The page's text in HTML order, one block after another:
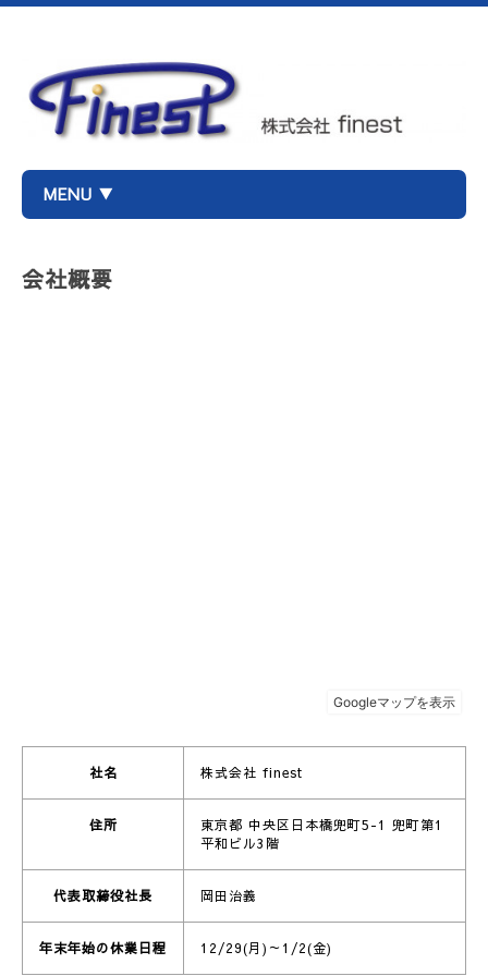
MENU ▼
会社概要
社名 株式会社 finest
住所
東京都 中央区日本橋兜町5-1 兜町第1
平和ビル3階
代表取締役社長 岡田治義
年末年始の休業日程 12/29(月)～1/2(金)